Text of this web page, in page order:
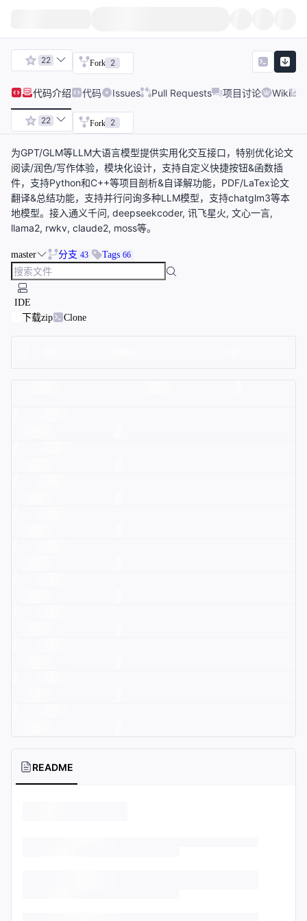
22 Fork 2
代码介绍 代码 Issues Pull Requests 项目讨论 Wiki
22 Fork 2
为GPT/GLM等LLM大语言模型提供实用化交互接口，特别优化论文
阅读/润色/写作体验，模块化设计，支持自定义快捷按钮&函数插
件，支持Python和C++等项目剖析&自译解功能，PDF/LaTex论文
翻译&总结功能，支持并行问询多种LLM模型，支持chatglm3等本
地模型。接入通义千问, deepseekcoder, 讯飞星火, 文心一言,
llama2, rwkv, claude2, moss等。
master 分支 43 Tags 66
IDE
下载zip
Clone
README